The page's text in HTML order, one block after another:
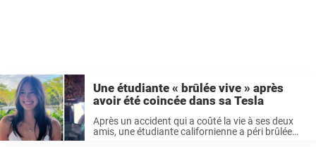
Une étudiante « brûlée vive » après
avoir été coincée dans sa Tesla
Après un accident qui a coûté la vie à ses deux
amis, une étudiante californienne a péri brûlée